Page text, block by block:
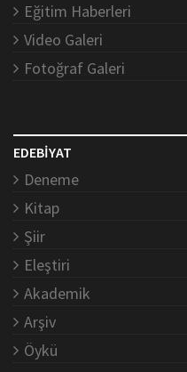
Eğitim Haberleri
Video Galeri
Fotoğraf Galeri
EDEBİYAT
Deneme
Kitap
Şiir
Eleştiri
Akademik
Arşiv
Öykü